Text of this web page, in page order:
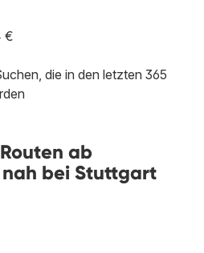
€
die in den letzten 365
ab
bei Stuttgart